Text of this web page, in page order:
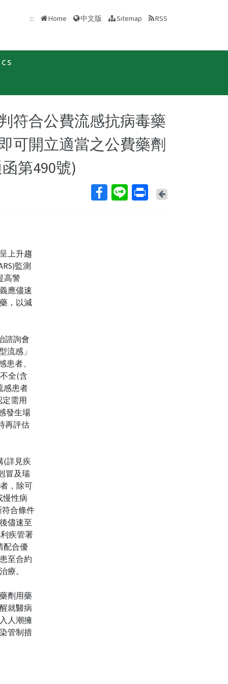
::: Home 中文版 Sitemap RSS
符合公費流感抗病毒藥
可開立適當之公費藥劑
第490號)
Back
上升趨
監測
高警
應儘速
，以減
諮詢會
流感」
患者、
全(含
感患者
需用
發生場
再評估
(詳見疾
冒及瑞
，除可
慢性病
合條件
儘速至
疾管署
配合優
至合約
療。
劑用藥
就醫病
人潮擁
管制措